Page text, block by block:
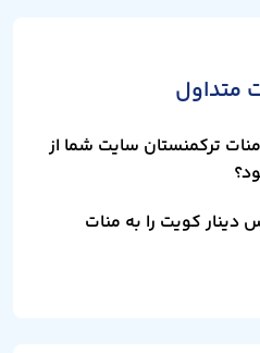
متداول
ترکمنستان سایت شما از
دینار کویت را به منات